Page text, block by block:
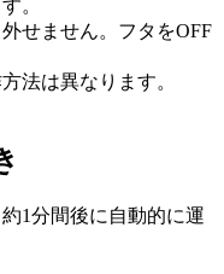
。
せません。フタをOFF
法は異なります。
1分間後に自動的に運